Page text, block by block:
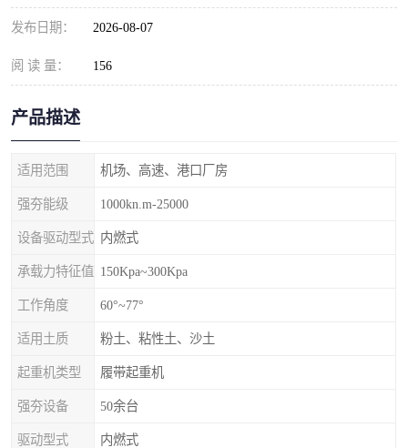
发布日期： 2026-08-07
阅 读 量： 156
产品描述
适用范围 机场、高速、港口厂房
强夯能级 1000kn.m-25000
设备驱动型式 内燃式
承载力特征值 150Kpa~300Kpa
工作角度 60°~77°
适用土质 粉土、粘性土、沙土
起重机类型 履带起重机
强夯设备 50余台
驱动型式 内燃式